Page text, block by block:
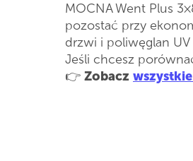
MOCNA Went Plus
pozostać przy
drzwi i poliwęglan UV
Jeśli chcesz
👉 Zobacz